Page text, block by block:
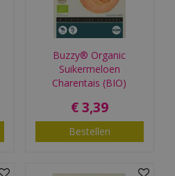
Buzzy® Organic
Suikermeloen
Charentais (BIO)
€ 3,39
Bestellen